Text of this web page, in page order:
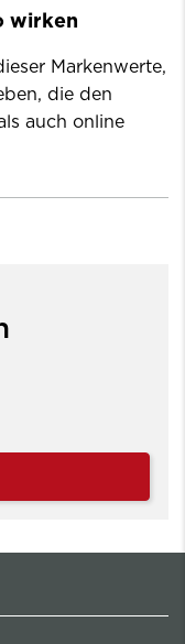
wirken
Markenwerte,
die den
auch online